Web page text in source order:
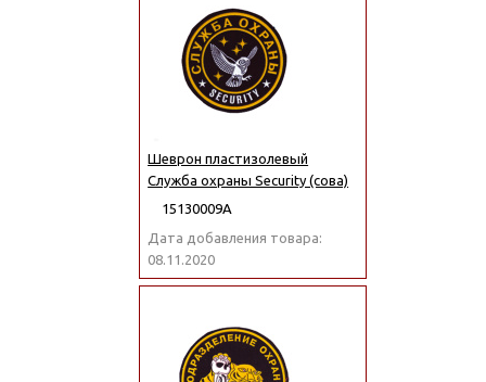
Шеврон пластизолевый
Служба охраны Security (сова)
15130009А
Дата добавления товара:
08.11.2020